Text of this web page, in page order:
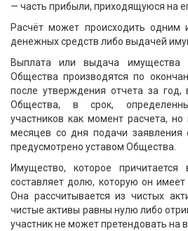
— часть прибыли, приходящуюся на
Расчёт может происходить одним
денежных средств либо выдачей
Выплата или выдача имущества
Общества производятся по
после утверждения отчета за
Общества, в срок,
участников как момент расчета,
месяцев со дня подачи
предусмотрено уставом Общества.
Имущество, которое причитается
составляет долю, которую он
Она рассчитывается из чистых
чистые активы равны нулю либо
участник не может претендовать на